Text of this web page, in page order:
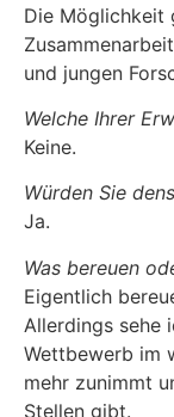
Die Möglichkeit
und jungen
Welche Ihrer
Keine.
Würden Sie
Ja.
Was bereuen
Eigentlich
Allerdings sehe
Wettbewerb im
mehr zunimmt
Stellen gibt.